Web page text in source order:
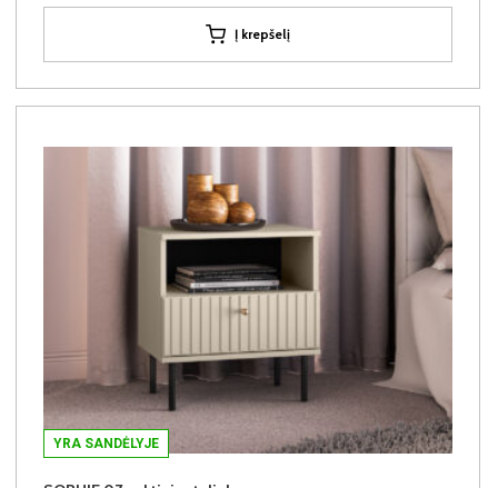
Į krepšelį
YRA SANDĖLYJE